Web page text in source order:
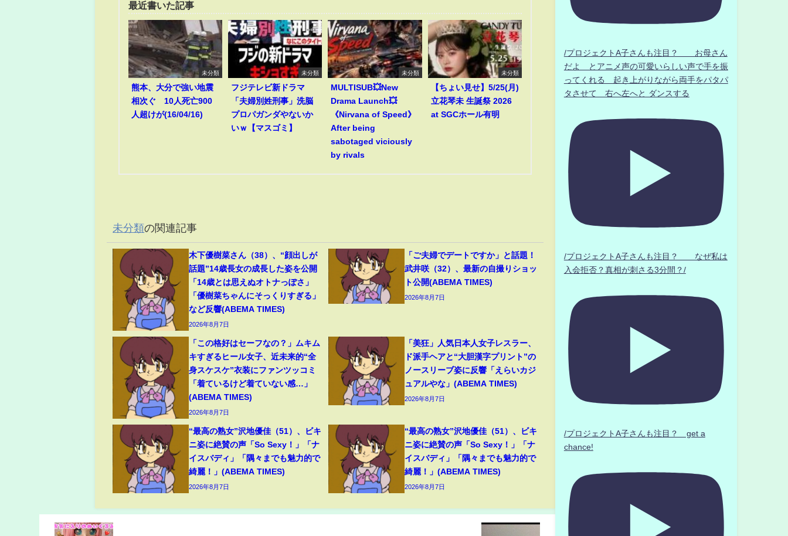
最近書いた記事
未分類
熊本、大分で強い地震
相次ぐ 10人死亡900
人超けが(16/04/16)
未分類
フジテレビ新ドラマ
「夫婦別姓刑事」洗脳
プロパガンダやないか
いｗ【マスゴミ】
未分類
MULTISUB💥New
Drama Launch💥
《Nirvana of Speed》
After being
sabotaged viciously
by rivals
未分類
【ちょい見せ】5/25(月)
立花琴未 生誕祭 2026
at SGCホール有明
未分類の関連記事
木下優樹菜さん（38）、“顔出しが
話題”14歳長女の成長した姿を公開
「14歳とは思えぬオトナっぽさ」
「優樹菜ちゃんにそっくりすぎる」
など反響(ABEMA TIMES)
2026年8月7日
「ご夫婦でデートですか」と話題！
武井咲（32）、最新の自撮りショッ
ト公開(ABEMA TIMES)
2026年8月7日
「この格好はセーフなの？」ムキム
キすぎるヒール女子、近未来的“全
身スケスケ”衣装にファンツッコミ
「着ているけど着ていない感…」
(ABEMA TIMES)
2026年8月7日
「美狂」人気日本人女子レスラー、
ド派手ヘアと“大胆漢字プリント”の
ノースリーブ姿に反響「えらいカジ
ュアルやな」(ABEMA TIMES)
2026年8月7日
“最高の熟女”沢地優佳（51）、ビキ
ニ姿に絶賛の声「So Sexy！」「ナ
イスバディ」「隅々までも魅力的で
綺麗！」(ABEMA TIMES)
2026年8月7日
“最高の熟女”沢地優佳（51）、ビキ
ニ姿に絶賛の声「So Sexy！」「ナ
イスバディ」「隅々までも魅力的で
綺麗！」(ABEMA TIMES)
2026年8月7日
/プロジェクトA子さんも注目？ お母さん
だよ とアニメ声の可愛いらしい声で手を振
ってくれる 起き上がりながら両手をパタパ
タさせて 右へ左へと ダンスする
/プロジェクトA子さんも注目？ なぜ私は
入会拒否？真相が刺さる3分間？/
/プロジェクトA子さんも注目？ get a
chance!